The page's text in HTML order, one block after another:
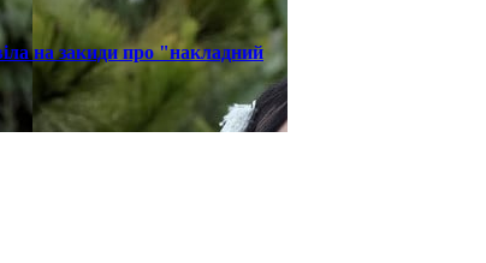
на закиди про "накладний